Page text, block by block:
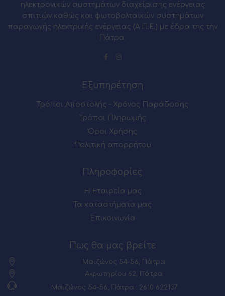
ηλεκτρονικών συστημάτων διαχείρισης ενέργειας
σπιτιών καθώς και φωτοβολταϊκών συστημάτων
παραγωγής ηλεκτρικής ενέργειας (Α.Π.Ε.) με έδρα της την
Πάτρα.
Εξυπηρέτηση
Τρόποι Αποστολής - Χρόνος Παράδοσης
Τρόποι Πληρωμής
Όροι Χρήσης
Πολιτική απορρήτου
Πληροφορίες
Η Εταιρεία μας
Τα καταστήματα μας
Επικοινωνία
Πως θα μας βρείτε
Μαιζώνος 54-56, Πάτρα
Ακρωτηρίου 62, Πάτρα
Μαιζώνος 54-56, Πάτρα : 2610 622137